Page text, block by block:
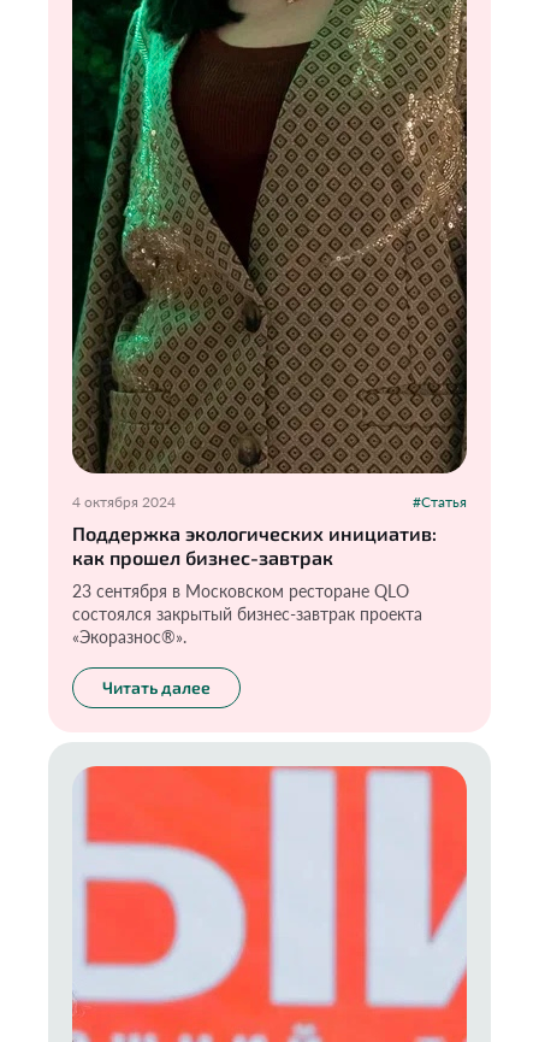
4 октября 2024 #Статья
Поддержка экологических инициатив:
как прошел бизнес-завтрак
23 сентября в Московском ресторане QLO
состоялся закрытый бизнес-завтрак проекта
«Экоразнос®️».
Читать далее